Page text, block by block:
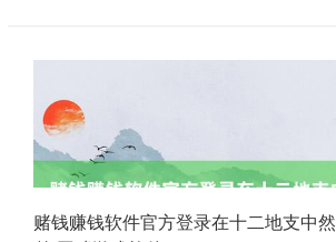
赌钱赚钱软件官方登录在十二地支中然